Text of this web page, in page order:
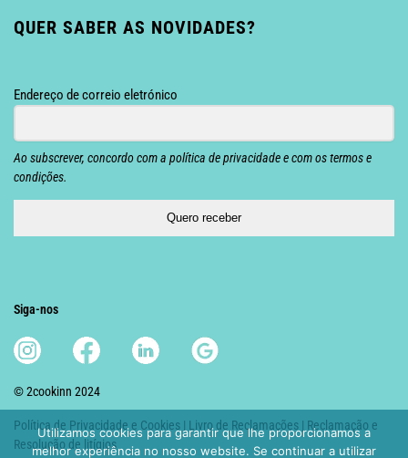
QUER SABER AS NOVIDADES?
Endereço de correio eletrónico
Ao subscrever, concordo com a política de privacidade e com os termos e
condições.
Quero receber
Siga-nos
© 2cookinn 2024
Política de Privacidade e Cookies | Livro de Reclamações | Reclamação e
Resolução de litígios
Utilizamos cookies para garantir que lhe proporcionamos a
melhor experiência no nosso website. Se continuar a utilizar